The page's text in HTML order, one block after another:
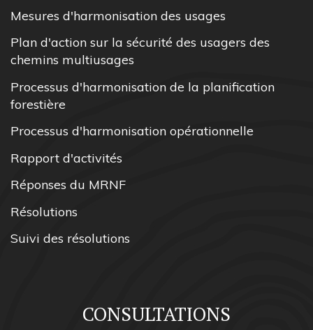
Mesures d'harmonisation des usages
Plan d'action sur la sécurité des usagers des
chemins multiusages
Processus d'harmonisation de la planification
forestière
Processus d'harmonisation opérationnelle
Rapport d'activités
Réponses du MRNF
Résolutions
Suivi des résolutions
CONSULTATIONS